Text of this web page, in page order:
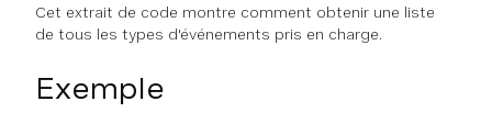
Cet extrait de code montre comment obtenir une liste
de tous les types d'événements pris en charge.
Exemple